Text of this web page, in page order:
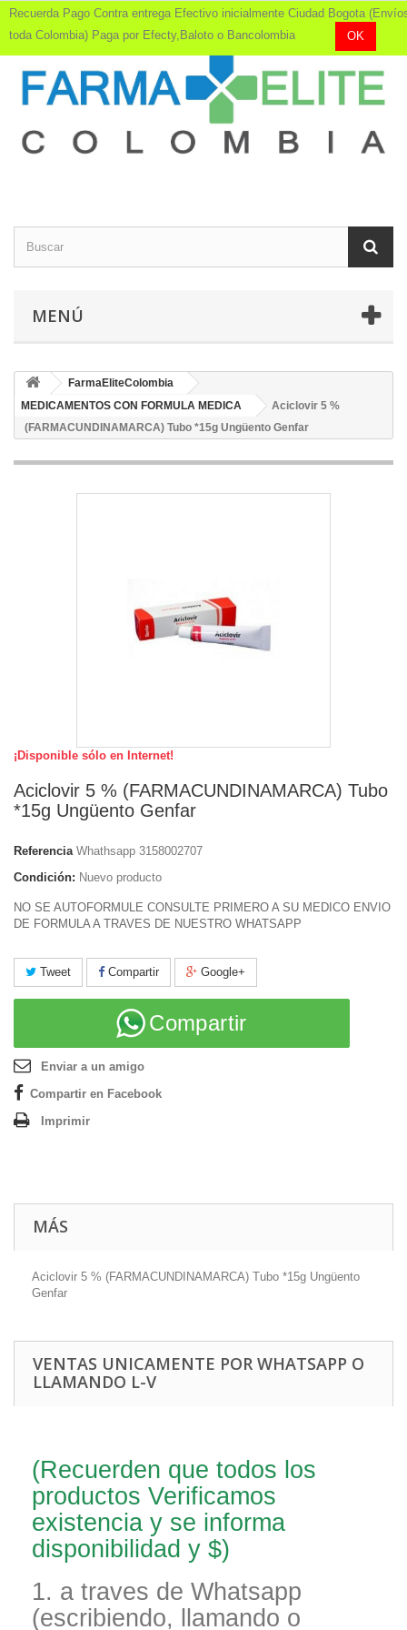
MENÚ
FarmaEliteColombia
MEDICAMENTOS CON FORMULA MEDICA
Aciclovir 5 %
(FARMACUNDINAMARCA) Tubo *15g Ungüento Genfar
¡Disponible sólo en Internet!
Aciclovir 5 % (FARMACUNDINAMARCA) Tubo
*15g Ungüento Genfar
Referencia Whathsapp 3158002707
Condición: Nuevo producto
NO SE AUTOFORMULE CONSULTE PRIMERO A SU MEDICO ENVIO
DE FORMULA A TRAVES DE NUESTRO WHATSAPP
Tweet Compartir Google+
Compartir
Enviar a un amigo
Compartir en Facebook
Imprimir
MÁS
Aciclovir 5 % (FARMACUNDINAMARCA) Tubo *15g Ungüento
Genfar
VENTAS UNICAMENTE POR WHATSAPP O
LLAMANDO L-V
(Recuerden que todos los
productos Verificamos
existencia y se informa
disponibilidad y $)
1. a traves de Whatsapp
(escribiendo, llamando o
Recuerda Pago Contra entrega Efectivo inicialmente Ciudad Bogota
toda Colombia) Paga por Efecty,Baloto o Bancolombia
OK